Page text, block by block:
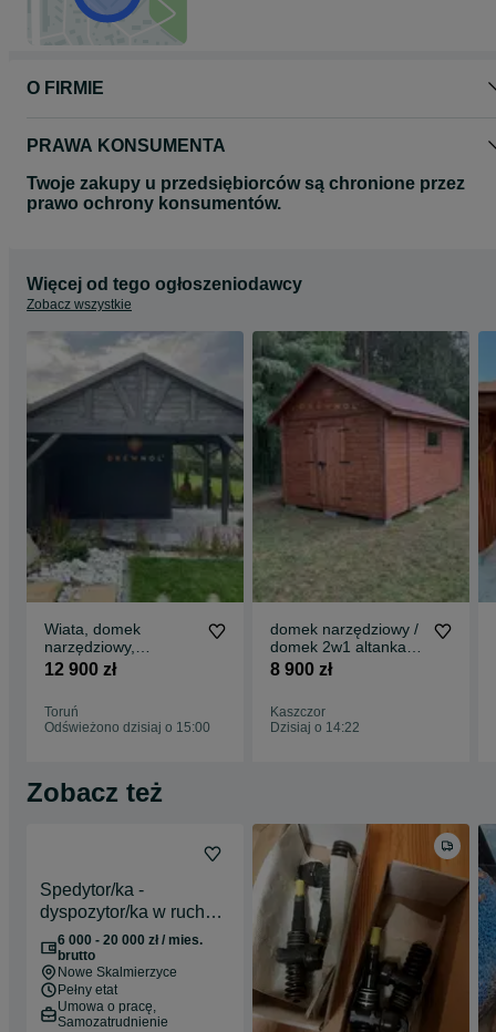
O FIRMIE
PRAWA KONSUMENTA
Twoje zakupy u przedsiębiorców są chronione przez
prawo ochrony konsumentów.
Więcej od tego ogłoszeniodawcy
Zobacz wszystkie
Wiata, domek
narzędziowy,
drewutnia, domek
12 900 zł
Toruń
Odświeżono dzisiaj o 15:00
domek narzędziowy /
domek 2w1 altanka ,
altanki, drewutnia/
8 900 zł
Kaszczor
Dzisiaj o 14:22
Zobacz też
Spedytor/ka -
dyspozytor/ka w ruchu
międzynarodowym,
WYSOKA MARŻA
6 000 - 20 000 zł / mies.
brutto
Nowe Skalmierzyce
Pełny etat
Umowa o pracę,
Samozatrudnienie